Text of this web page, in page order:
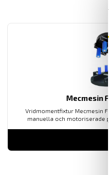
Mecmesin
Vridmomentfixtur Mecmesin
manuella och motoriserade